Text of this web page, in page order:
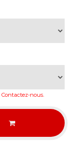
Contactez-nous.